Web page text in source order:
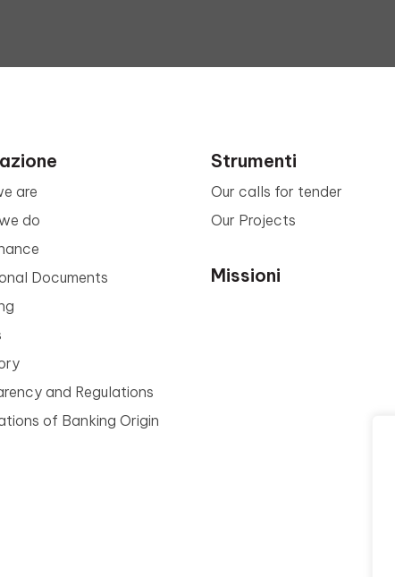
are
do
Documents
and Regulations
of Banking Origin
Strumenti
Our calls for tender
Our Projects
Missioni